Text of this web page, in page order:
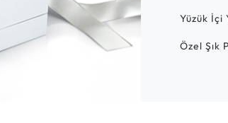
Yüzük İçi
Özel Şık